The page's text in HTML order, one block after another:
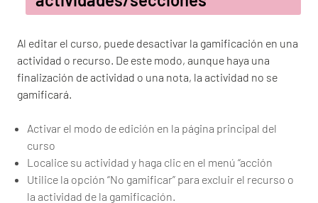
Al editar el curso, puede desactivar la gamificación en una
actividad o recurso. De este modo, aunque haya una
finalización de actividad o una nota, la actividad no se
gamificará.
Activar el modo de edición en la página principal del
curso
Localice su actividad y haga clic en el menú “acción
Utilice la opción “No gamificar” para excluir el recurso o
la actividad de la gamificación.